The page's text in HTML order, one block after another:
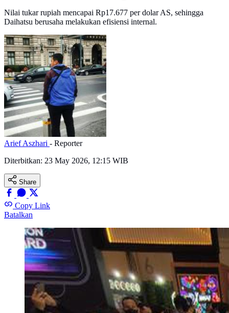
Nilai tukar rupiah mencapai Rp17.677 per dolar AS, sehingga
Daihatsu berusaha melakukan efisiensi internal.
Arief Aszhari - Reporter
Diterbitkan: 23 May 2026, 12:15 WIB
Share
Copy Link
Batalkan